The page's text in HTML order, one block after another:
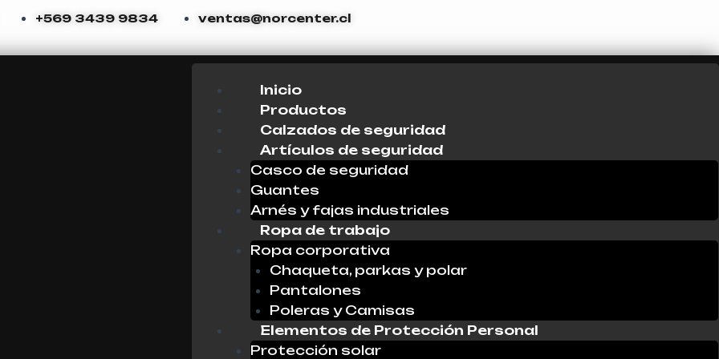
+569 3439 9834 ventas@norcenter.cl
Inicio
Productos
Calzados de seguridad
Artículos de seguridad
Casco de seguridad
Guantes
Arnés y fajas industriales
Ropa de trabajo
Ropa corporativa
Chaqueta, parkas y polar
Pantalones
Poleras y Camisas
Elementos de Protección Personal
Protección solar